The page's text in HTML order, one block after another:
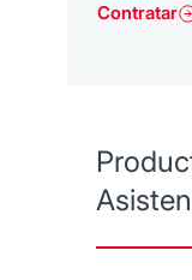
Contratar